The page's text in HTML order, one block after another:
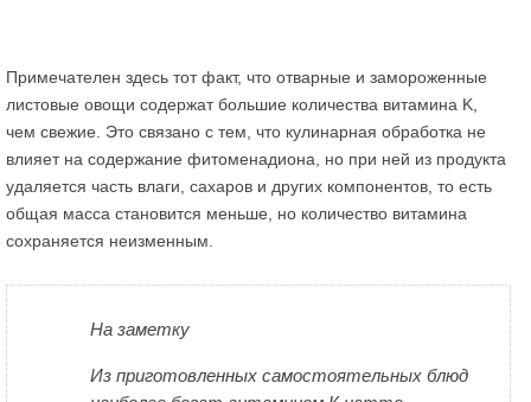
Примечателен здесь тот факт, что отварные и замороженные
листовые овощи содержат большие количества витамина K,
чем свежие. Это связано с тем, что кулинарная обработка не
влияет на содержание фитоменадиона, но при ней из продукта
удаляется часть влаги, сахаров и других компонентов, то есть
общая масса становится меньше, но количество витамина
сохраняется неизменным.
На заметку
Из приготовленных самостоятельных блюд